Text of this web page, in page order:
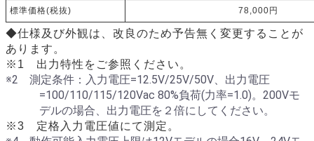
標準価格(税抜) 78,000円
◆仕様及び外観は、改良のため予告無く変更することが
あります。
※1 出力特性をご参照ください。
※2 測定条件：入力電圧=12.5V/25V/50V、出力電圧
=100/110/115/120Vac 80%負荷(力率=1.0)。200Vモ
デルの場合、出力電圧を２倍にしてください。
※3 定格入力電圧値にて測定。